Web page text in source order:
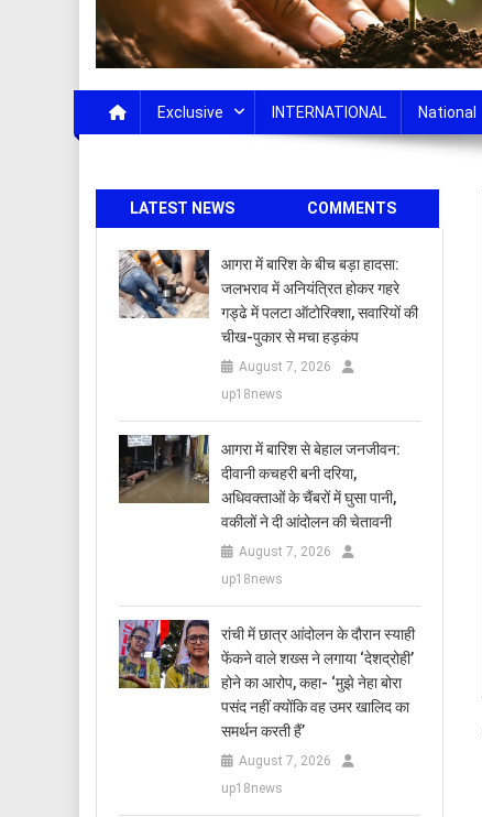
Exclusive INTERNATIONAL National
LATEST NEWS COMMENTS
आगरा में बारिश के बीच बड़ा हादसा:
जलभराव में अनियंत्रित होकर गहरे
गड्ढे में पलटा ऑटोरिक्शा, सवारियों की
चीख-पुकार से मचा हड़कंप
August 7, 2026
up18news
आगरा में बारिश से बेहाल जनजीवन:
दीवानी कचहरी बनी दरिया,
अधिवक्ताओं के चैंबरों में घुसा पानी,
वकीलों ने दी आंदोलन की चेतावनी
August 7, 2026
up18news
रांची में छात्र आंदोलन के दौरान स्याही
फेंकने वाले शख्स ने लगाया ‘देशद्रोही’
होने का आरोप, कहा- ‘मुझे नेहा बोरा
पसंद नहीं क्योंकि वह उमर खालिद का
समर्थन करती हैं’
August 7, 2026
up18news